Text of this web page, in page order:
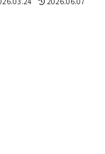
なりますよね。こ